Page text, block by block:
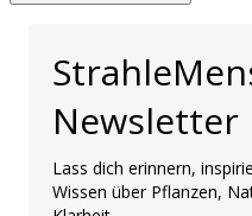
Newsletter
Lass dich erinnern,
Wissen über Pflanzen,